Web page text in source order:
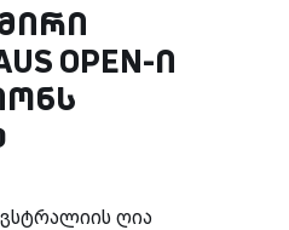
OPEN-ი
ღია